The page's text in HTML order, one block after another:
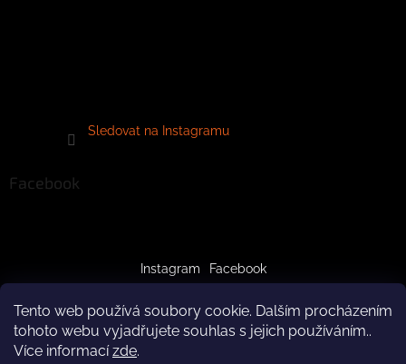
Tento web používá soubory cookie. Dalším procházením
tohoto webu vyjadřujete souhlas s jejich používáním..
Více informacízde.
Sledovat na Instagramu
Facebook
Instagram Facebook